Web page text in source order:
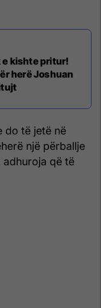
e kishte pritur!
herë Joshuan
do të jetë në
një përballje
adhuroja që të